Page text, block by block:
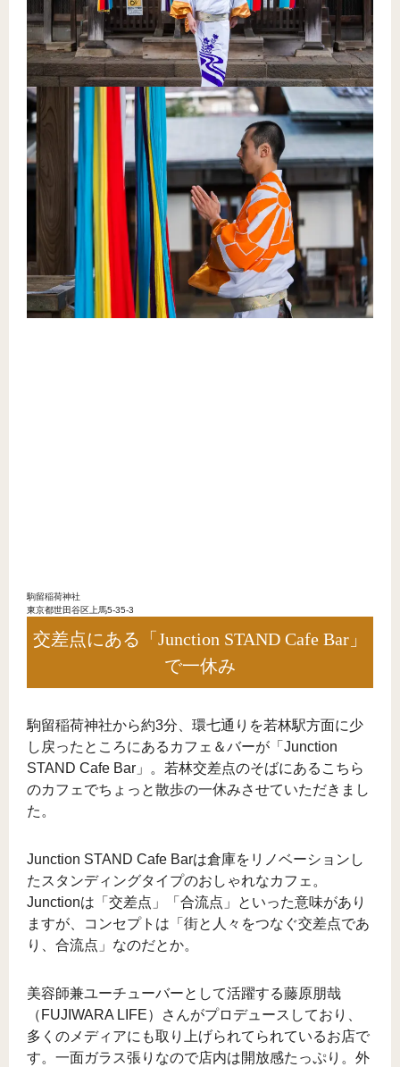
駒留稲荷神社
東京都世田谷区上馬5-35-3
交差点にある「Junction STAND Cafe Bar」
で一休み
駒留稲荷神社から約3分、環七通りを若林駅方面に少
し戻ったところにあるカフェ＆バーが「Junction
STAND Cafe Bar」。若林交差点のそばにあるこちら
のカフェでちょっと散歩の一休みさせていただきまし
た。
Junction STAND Cafe Barは倉庫をリノベーションし
たスタンディングタイプのおしゃれなカフェ。
Junctionは「交差点」「合流点」といった意味があり
ますが、コンセプトは「街と人々をつなぐ交差点であ
り、合流点」なのだとか。
美容師兼ユーチューバーとして活躍する藤原朋哉
（FUJIWARA LIFE）さんがプロデュースしており、
多くのメディアにも取り上げられてられているお店で
す。一面ガラス張りなので店内は開放感たっぷり。外